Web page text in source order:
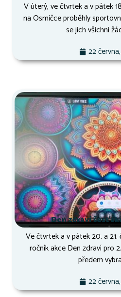
V úterý, ve čtvrtek a v pátek
na Osmičce proběhly
se jich všichni
22
Den zdraví
Ve čtvrtek a v pátek 20. a
ročník akce Den zdraví pro
předem
22